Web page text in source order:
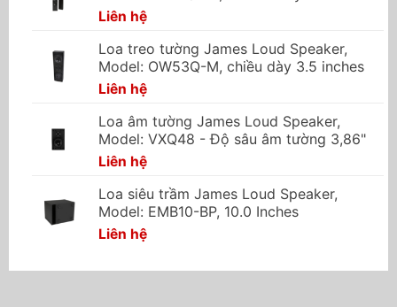
Liên hệ
Loa treo tường James Loud Speaker,
Model: OW53Q-M, chiều dày 3.5 inches
Liên hệ
Loa âm tường James Loud Speaker,
Model: VXQ48 - Độ sâu âm tường 3,86"
Liên hệ
Loa siêu trầm James Loud Speaker,
Model: EMB10-BP, 10.0 Inches
Liên hệ